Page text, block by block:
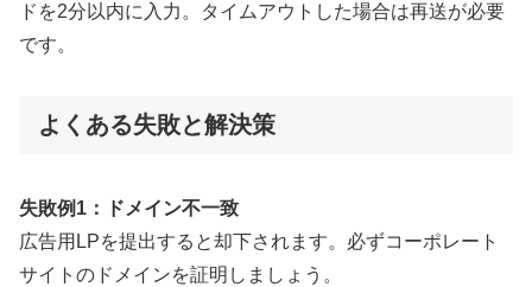
ドを2分以内に入力。タイムアウトした場合は再送が必要
です。
よくある失敗と解決策
失敗例1：ドメイン不一致
広告用LPを提出すると却下されます。必ずコーポレート
サイトのドメインを証明しましょう。